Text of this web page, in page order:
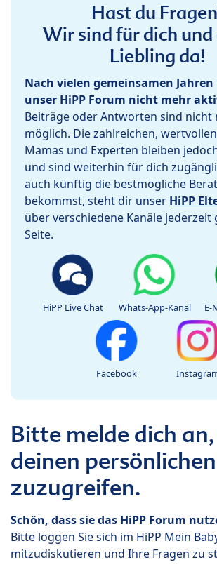
Hast du
Wir sind für dich und
Liebling da!
Nach vielen gemeinsamen
unser HiPP Forum nicht mehr
Beiträge oder Antworten sind nicht
möglich. Die zahlreichen,
Mamas und Experten bleiben
und sind weiterhin für dich
auch künftig die bestmögliche
bekommst, steht dir unser HiPP
über verschiedene Kanäle jederzeit
Seite.
HiPP Live Chat Whats-App-Kanal E-
Facebook
Bitte melde dich
deinen
zuzugreifen.
Schön, dass sie das HiPP Forum
Bitte loggen Sie sich im HiPP Mein
mitzudiskutieren und Ihre Fragen zu